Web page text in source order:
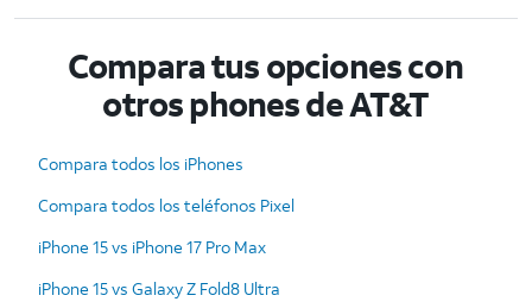
Compara tus opciones con
otros phones de AT&T
Compara todos los iPhones
Compara todos los teléfonos Pixel
iPhone 15 vs iPhone 17 Pro Max
iPhone 15 vs Galaxy Z Fold8 Ultra